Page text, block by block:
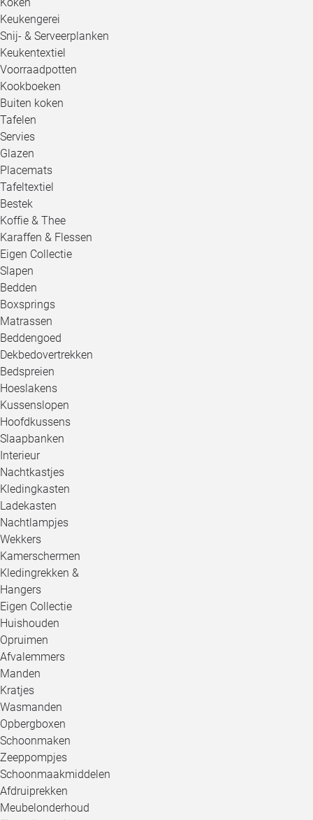
Keukengerei
Snij- & Serveerplanken
Keukentextiel
Voorraadpotten
Kookboeken
Buiten koken
Tafelen
Servies
Glazen
Placemats
Tafeltextiel
Bestek
Koffie & Thee
Karaffen & Flessen
Eigen Collectie
Slapen
Bedden
Boxsprings
Matrassen
Beddengoed
Dekbedovertrekken
Bedspreien
Hoeslakens
Kussenslopen
Hoofdkussens
Slaapbanken
Interieur
Nachtkastjes
Kledingkasten
Ladekasten
Nachtlampjes
Wekkers
Kamerschermen
Kledingrekken &
Hangers
Eigen Collectie
Huishouden
Opruimen
Afvalemmers
Manden
Kratjes
Wasmanden
Opbergboxen
Schoonmaken
Zeeppompjes
Schoonmaakmiddelen
Afdruiprekken
Meubelonderhoud